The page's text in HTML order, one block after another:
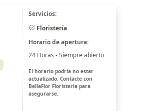
Servicios:
Floristería
Horario de apertura:
24 Horas - Siempre abierto
El horario podría no estar
actualizado. Contacte con
BellaFlor Floristería para
asegurarse.